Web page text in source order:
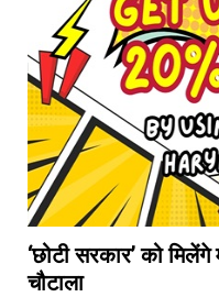
‘छोटी सरकार’ को
चौटाला